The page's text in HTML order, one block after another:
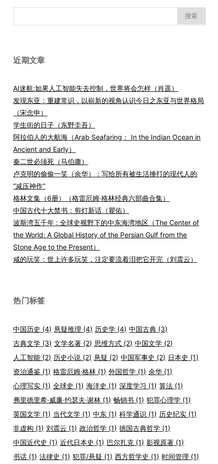
索：
近期文章
AI迷航:如果人工智能失去控制，世界将会怎样（肖遥）
发现东亚：重建常识，以崭新的视角认识今日之东亚与世界格局
（宋念申）
学生街的日子（东野圭吾）
阿拉伯人的大航海（Arab Seafaring： In the Indian Ocean in
Ancient and Early）
秦二世必须死（马伯庸）
卢克明的偷偷一笑（余华）：写给所有被生活捶打的现代人的
“减压神作”
格林文集（6册）（格雷厄姆·格林经典六部曲合集）
中国古代十大禁书：剪灯新话（瞿佑）
波斯湾五千年 : 全球史视野下的中东海湾地区（The Center of
the World: A Global History of the Persian Gulf from the
Stone Age to the Present）
咸的玩笑：世上许多玩笑，注定要流着泪把它开完（刘震云）
热门标签
中国历史 (4) 悬疑推理 (4) 历史学 (4) 中国古典 (3)
古典文学 (3) 文学名著 (2) 思维方式 (2) 中国文学 (2)
人工智能 (2) 历史小说 (2) 悬疑 (2) 中国军事史 (2) 日本史 (1)
资治通鉴 (1) 格雷厄姆·格林 (1) 外国哲学 (1) 余华 (1)
心理写实 (1) 全球史 (1) 海洋史 (1) 深度学习 (1) 算法 (1)
弗里德里希·威廉·约瑟夫·谢林 (1) 畅销书 (1) 犯罪心理学 (1)
英国文学 (1) 当代文学 (1) 中东 (1) 科学通识 (1) 历史纪实 (1)
非虚构 (1) 刘震云 (1) 政治哲学 (1) 德国古典哲学 (1)
中国近代史 (1) 近代日本史 (1) 巴尔扎克 (1) 影视原著 (1)
书话 (1) 法律史 (1) 犯罪/悬疑 (1) 西方哲学史 (1) 时间管理 (1)